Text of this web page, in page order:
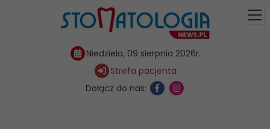
Niedziela, 09 sierpnia 2026r.
Strefa pacjenta
Dołącz do nas: